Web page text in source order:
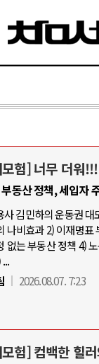
모험] 너무 더워
동산 정책, 세입자
사 김민하의 운동권
나비효과 2) 이재명
없는 부동산 정책 4)
2026.08.07. 7:23
험] 컴백한 힐
시..
영 ..
글로..
확산..